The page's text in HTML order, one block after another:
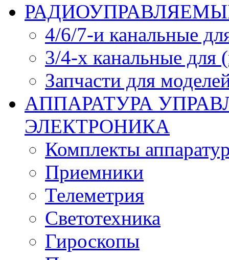
4/6/7-и канальные
3/4-х канальные
Запчасти для
АППАРАТУРА
ЭЛЕКТРОНИКА
Комплекты
Приемники
Телеметрия
Светотехника
Гироскопы